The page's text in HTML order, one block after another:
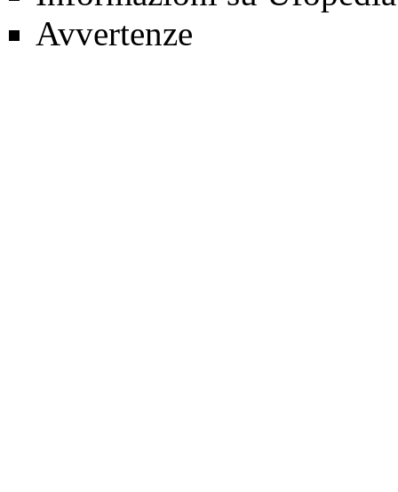
Avvertenze